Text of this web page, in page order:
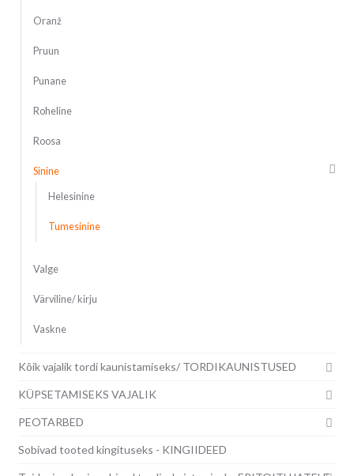
Oranž
Pruun
Punane
Roheline
Roosa
Sinine
Helesinine
Tumesinine
Valge
Värviline/ kirju
Vaskne
Kõik vajalik tordi kaunistamiseks/ TORDIKAUNISTUSED
KÜPSETAMISEKS VAJALIK
PEOTARBED
Sobivad tooted kingituseks - KINGIIDEED